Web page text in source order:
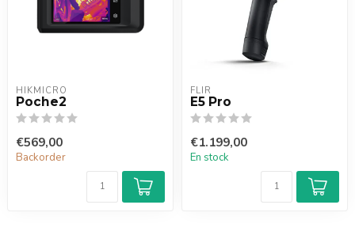
HIKMICRO
Poche2
€569,00
Backorder
FLIR
E5 Pro
€1.199,00
En stock